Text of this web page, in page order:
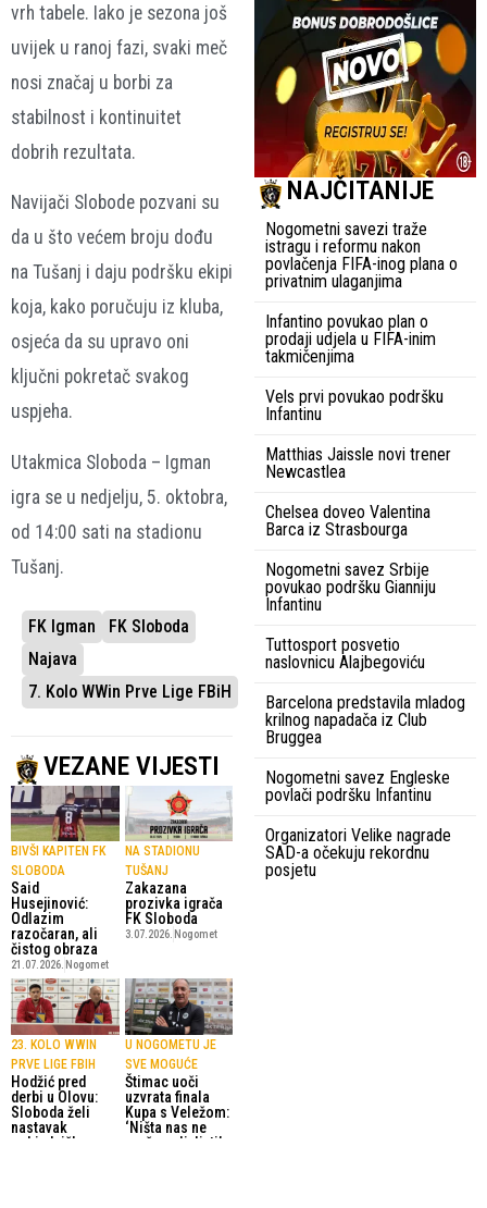
vrh tabele. Iako je sezona još
uvijek u ranoj fazi, svaki meč
nosi značaj u borbi za
stabilnost i kontinuitet
dobrih rezultata.
Navijači Slobode pozvani su
da u što većem broju dođu
na Tušanj i daju podršku ekipi
koja, kako poručuju iz kluba,
osjeća da su upravo oni
ključni pokretač svakog
uspjeha.
Utakmica Sloboda – Igman
igra se u nedjelju, 5. oktobra,
od 14:00 sati na stadionu
Tušanj.
FK Igman
FK Sloboda
Najava
7. Kolo WWin Prve Lige FBiH
VEZANE VIJESTI
BIVŠI KAPITEN FK
SLOBODA
Said
Husejinović:
Odlazim
razočaran, ali
čistog obraza
21.07.2026. Nogomet
NA STADIONU
TUŠANJ
Zakazana
prozivka igrača
FK Sloboda
3.07.2026. Nogomet
23. KOLO WWIN
PRVE LIGE FBIH
Hodžić pred
derbi u Olovu:
Sloboda želi
nastavak
pobjedničkog
U NOGOMETU JE
SVE MOGUĆE
Štimac uoči
uzvrata finala
Kupa s Veležom:
‘Ništa nas ne
može poljuljati’
NAJČITANIJE
Nogometni savezi traže
istragu i reformu nakon
povlačenja FIFA-inog plana o
privatnim ulaganjima
Infantino povukao plan o
prodaji udjela u FIFA-inim
takmičenjima
Vels prvi povukao podršku
Infantinu
Matthias Jaissle novi trener
Newcastlea
Chelsea doveo Valentina
Barca iz Strasbourga
Nogometni savez Srbije
povukao podršku Gianniju
Infantinu
Tuttosport posvetio
naslovnicu Alajbegoviću
Barcelona predstavila mladog
krilnog napadača iz Club
Bruggea
Nogometni savez Engleske
povlači podršku Infantinu
Organizatori Velike nagrade
SAD-a očekuju rekordnu
posjetu